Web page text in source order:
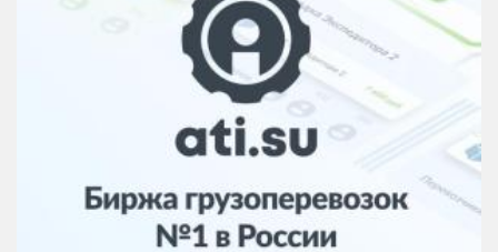
Автосервис,
запчасти, шины
Топливо, масла и
автохимия
Дзен